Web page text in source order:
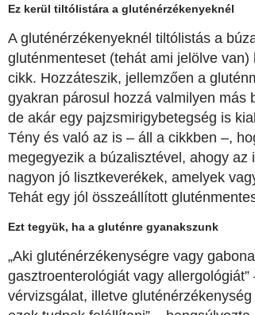
Ez kerül tiltólistára a gluténérzékenyeknél
A gluténérzékenyeknél tiltólistás a
gluténmenteset (tehát ami jelölve
cikk. Hozzáteszik, jellemzően a
gyakran párosul hozzá valmilyen más
de akár egy pajzsmirigybetegség is
Tény és való az is – áll a cikkben –,
megegyezik a búzalisztével, ahogy
nagyon jó lisztkeverékek, amelyek
Tehát egy jól összeállított
Ezt tegyük, ha a gluténre gyanakszunk
„Aki gluténérzékenységre vagy
gasztroenterológiát vagy
vérvizsgálat, illetve